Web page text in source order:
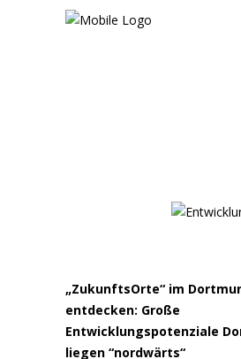
„ZukunftsOrte“ im
entdecken: Große
Entwicklungspotenziale
liegen “nordwärts“